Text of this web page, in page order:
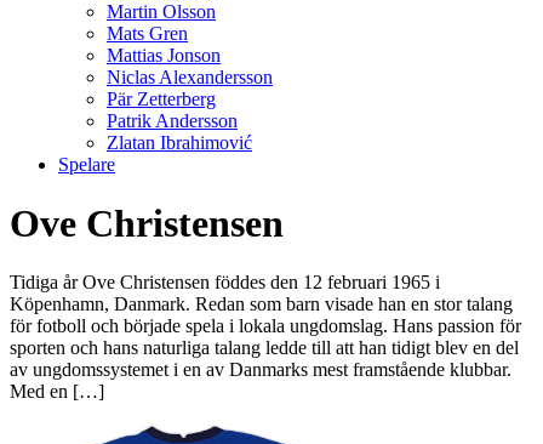
Martin Olsson
Mats Gren
Mattias Jonson
Niclas Alexandersson
Pär Zetterberg
Patrik Andersson
Zlatan Ibrahimović
Spelare
Ove Christensen
Tidiga år Ove Christensen föddes den 12 februari 1965 i
Köpenhamn, Danmark. Redan som barn visade han en stor talang
för fotboll och började spela i lokala ungdomslag. Hans passion för
sporten och hans naturliga talang ledde till att han tidigt blev en del
av ungdomssystemet i en av Danmarks mest framstående klubbar.
Med en […]